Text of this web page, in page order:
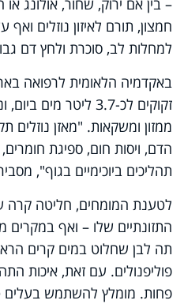
– בין אם ירוק, שחור, אולונג
חמצון, תורם לאיזון נוזלים
למחלות לב, סוכרת ולחץ דם
באקדמיה הלאומית לרפואה
ממזון ומשקאות. "מאזן
הדם, ויסות חום, ספיגת
תהליכים ביוכימיים בגוף",
לטענת המומחים, חליטה קרה
התזונתיים שלו – ואף
תה לבן שחלוט במים קרים
פוליפנולים. עם זאת, איכות
פחות. מומלץ להשתמש בעלים